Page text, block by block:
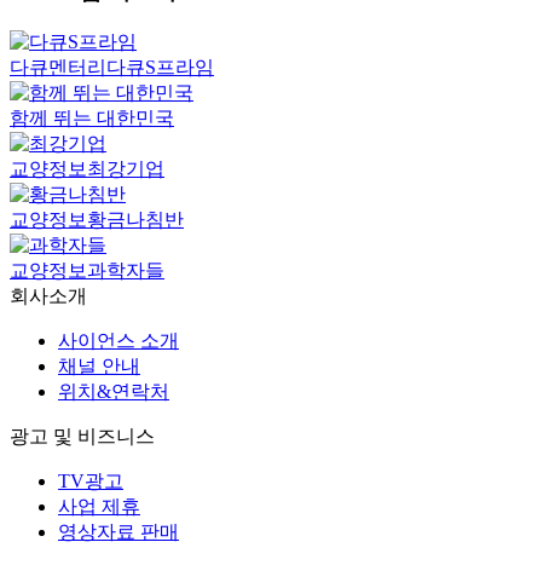
다큐멘터리 다큐S프라임
함께 뛰는 대한민국
교양정보 최강기업
교양정보 황금나침반
교양정보과학자들
회사소개
사이언스 소개
채널 안내
위치&연락처
광고 및 비즈니스
TV광고
사업 제휴
영상자료 판매